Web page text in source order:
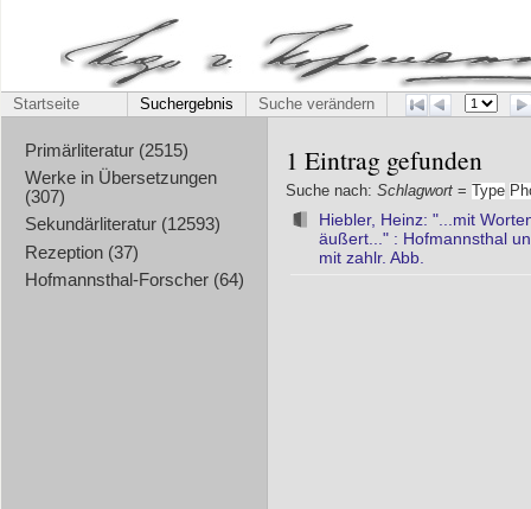
Startseite Suchergebnis Suche verändern
Primärliteratur (2515)
Werke in Übersetzungen
(307)
Sekundärliteratur (12593)
Rezeption (37)
Hofmannsthal-Forscher (64)
1 Eintrag gefunden
Suche nach: Schlagwort = Type
Hiebler, Heinz: "...mit
äußert..." : Hofmannsthal
mit zahlr. Abb.